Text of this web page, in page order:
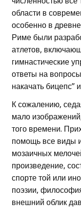
области в
особенно в
Риме были
атлетов,
гимнастические
ответы на
накачать бицепс”
К сожалению,
мало
того времени.
помощь все виды
мозаичных
произведение,
спорте той или
поэзии,
внешний облик